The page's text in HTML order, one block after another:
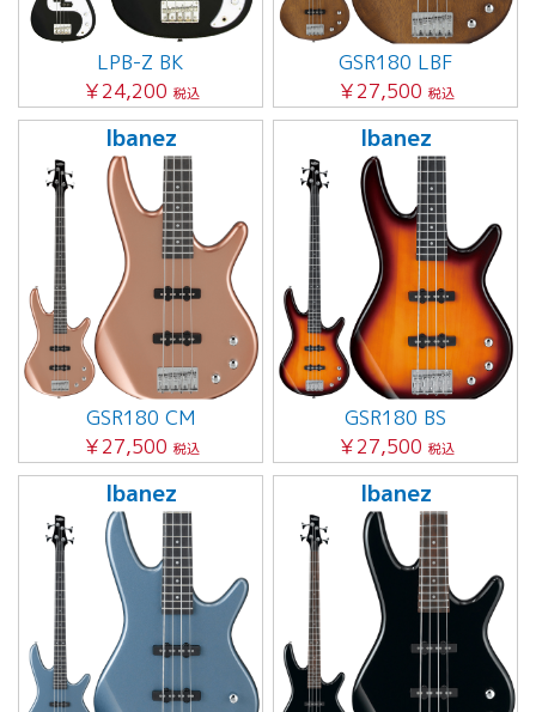
LPB-Z BK
￥24,200 税込
GSR180 LBF
￥27,500 税込
Ibanez
GSR180 CM
￥27,500 税込
Ibanez
GSR180 BS
￥27,500 税込
Ibanez Ibanez